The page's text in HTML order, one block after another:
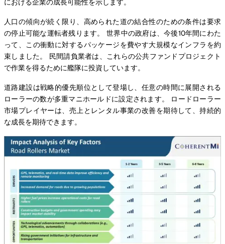
人口の傾向が続く限り、高められた道の結合性のための条件は要求
の停止可能な運転者残ります。 世界中の政府は、今後10年間にわた
って、この衝動に対するパッケージを費やす大規模なインフラを約
束しました。 民間請負業者は、これらの公共ファンドプロジェクト
で作業を得るために艦隊に投資しています。
道路建設は戦略的優先順位として登場し、任意の時間に展開される
ローラーの数が多重マニホールドに設定されます。 ロードローラー
市場プレイヤーは、売上とレンタル事業の改善を期待して、持続的
な成長を期待できます。